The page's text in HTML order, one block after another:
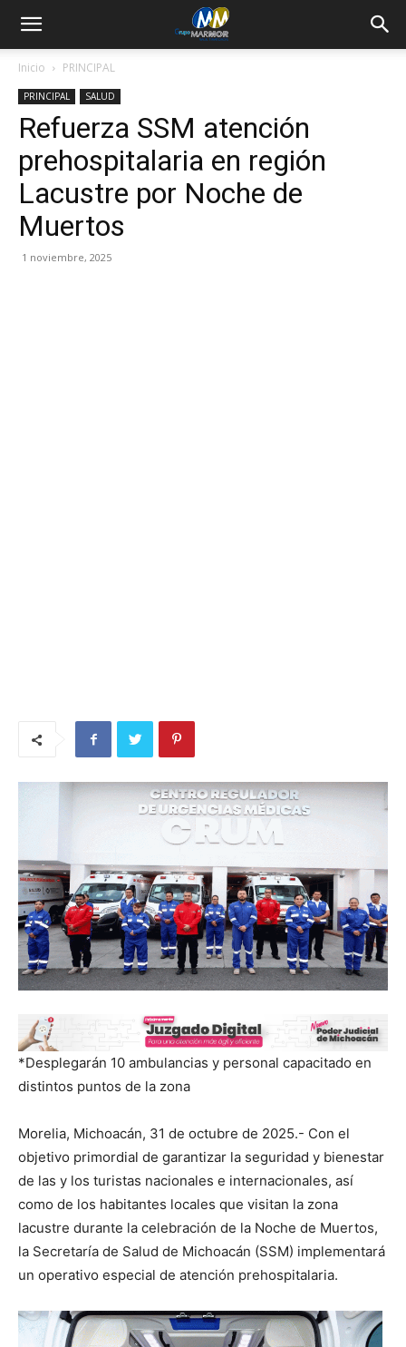
Inicio PRINCIPAL
PRINCIPAL SALUD
Refuerza SSM atención
prehospitalaria en región
Lacustre por Noche de
Muertos
1 noviembre, 2025
*Desplegarán 10 ambulancias y personal capacitado en
distintos puntos de la zona
Morelia, Michoacán, 31 de octubre de 2025.- Con el
objetivo primordial de garantizar la seguridad y bienestar
de las y los turistas nacionales e internacionales, así
como de los habitantes locales que visitan la zona
lacustre durante la celebración de la Noche de Muertos,
la Secretaría de Salud de Michoacán (SSM) implementará
un operativo especial de atención prehospitalaria.